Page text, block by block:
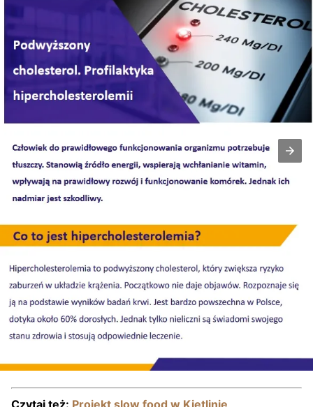
Czytaj też: Projekt slow food w Kietlinie